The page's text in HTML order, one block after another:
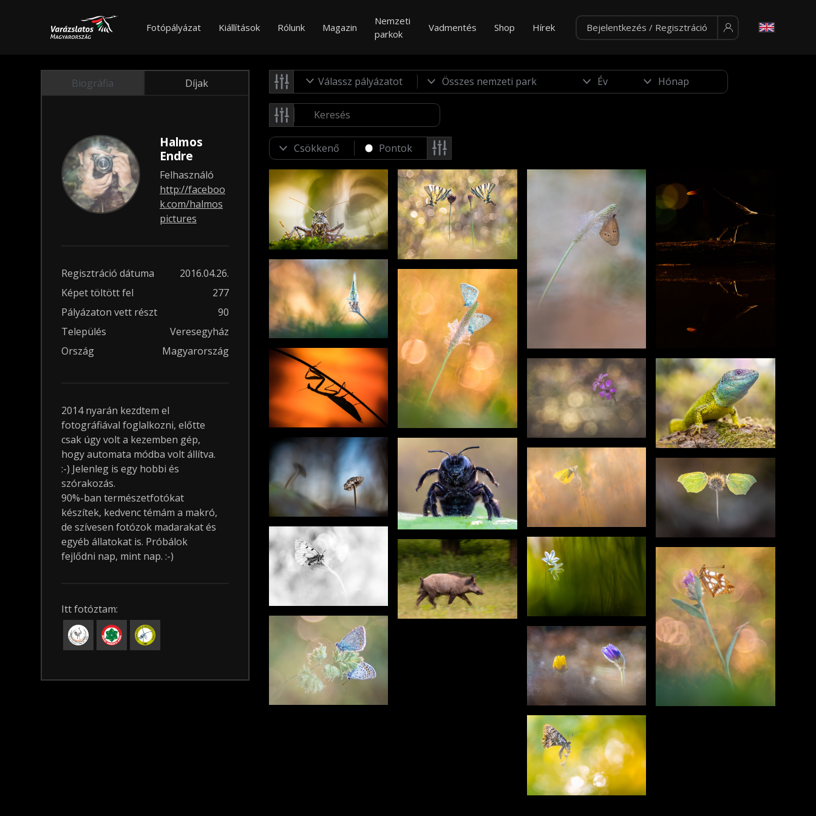
Fotópályázat Kiállítások Rólunk Magazin
Nemzeti
parkok
Vadmentés Shop Hírek Bejelentkezés / Regisztráció
Biográfia Díjak
Halmos
Endre
Felhasználó
http://faceboo
k.com/halmos
pictures
Regisztráció dátuma
2016.04.26.
Képet töltött fel
277
Pályázaton vett részt
90
Település
Veresegyház
Ország
Magyarország
2014 nyarán kezdtem el
fotográfiával foglalkozni, előtte
csak úgy volt a kezemben gép,
hogy automata módba volt állítva.
:-) Jelenleg is egy hobbi és
szórakozás.
90%-ban természetfotókat
készítek, kedvenc témám a makró,
de szívesen fotózok madarakat és
egyéb állatokat is. Próbálok
fejlődni nap, mint nap. :-)
Itt fotóztam:
Válassz pályázatot
Pontok